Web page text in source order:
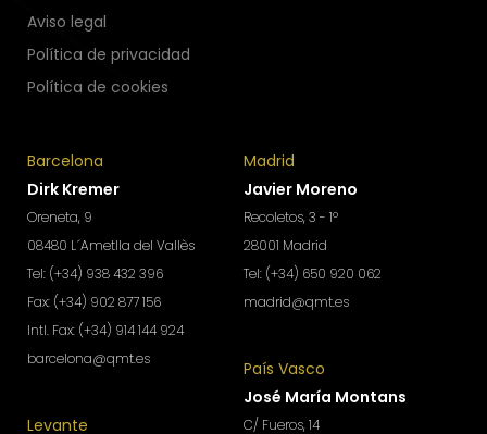
Aviso legal
Política de privacidad
Política de cookies
Barcelona
Dirk Kremer
Oreneta, 9
08480 L´Ametlla del Vallès
Tel: (+34) 938 432 396
Fax: (+34) 902 877 156
Intl. Fax: (+34) 914 144 924
barcelona@qmt.es
Levante
Madrid
Javier Moreno
Recoletos, 3 - 1º
28001 Madrid
Tel: (+34) 650 920 062
madrid@qmt.es
País Vasco
José María Montans
C/ Fueros, 14